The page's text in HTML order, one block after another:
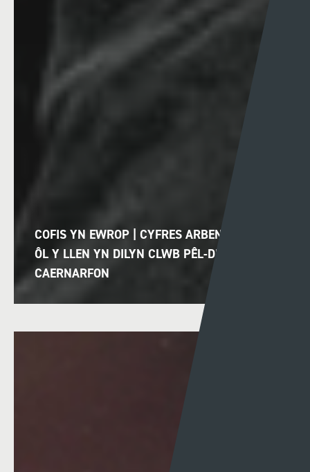
COFIS YN EWROP | CYFRES ARBENNIG TU
ÔL Y LLEN YN DILYN CLWB PÊL-DROED TREF
CAERNARFON